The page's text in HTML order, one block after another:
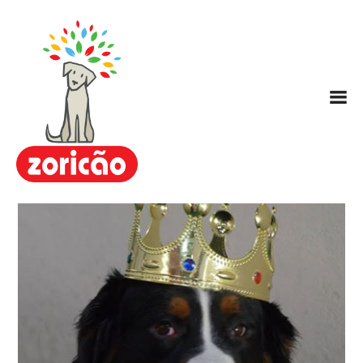
Zoricão
Escola / Centro de Educação
Hotel para Cachorros
Nosso Método ARC
Planos
FAQ
Contato